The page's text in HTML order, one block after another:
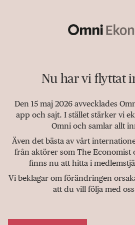
Nu har vi flyttat
Den 15 maj 2026 avvecklades
app och sajt. I stället stärker vi
Omni och samlar allt
Även det bästa av vårt
från aktörer som The Economist
finns nu att hitta i
Vi beklagar om förändringen
att du vill följa med